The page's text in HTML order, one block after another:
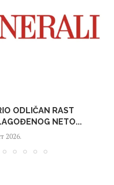
ODLIČAN RAST
NETO...
2026.